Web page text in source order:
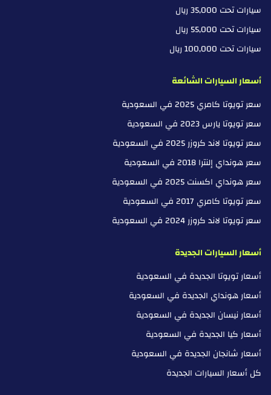
زيكير
زوتي
زي إكس أوتو
سيارات تحت 35,000 ريال
سيارات تحت 55,000 ريال
سيارات تحت 100,000 ريال
أسعار السيارات الشائعة
سعر تويوتا كامري 2025 في السعودية
سعر تويوتا يارس 2023 في السعودية
سعر تويوتا لاند كروزر 2025 في السعودية
سعر هونداي إلنترا 2018 في السعودية
سعر هونداي اكسنت 2025 في السعودية
سعر تويوتا كامري 2017 في السعودية
سعر تويوتا لاند كروزر 2024 في السعودية
أسعار السيارات الجديدة
أسعار تويوتا الجديدة في السعودية
أسعار هونداي الجديدة في السعودية
أسعار نيسان الجديدة في السعودية
أسعار كيا الجديدة في السعودية
أسعار شانجان الجديدة في السعودية
كل أسعار السيارات الجديدة